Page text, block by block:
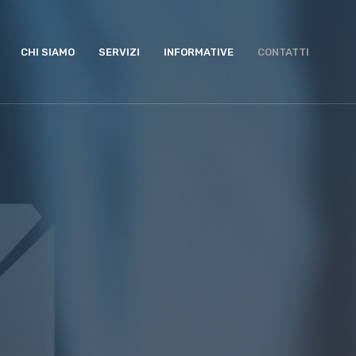
CHI SIAMO SERVIZI INFORMATIVE CONTATTI